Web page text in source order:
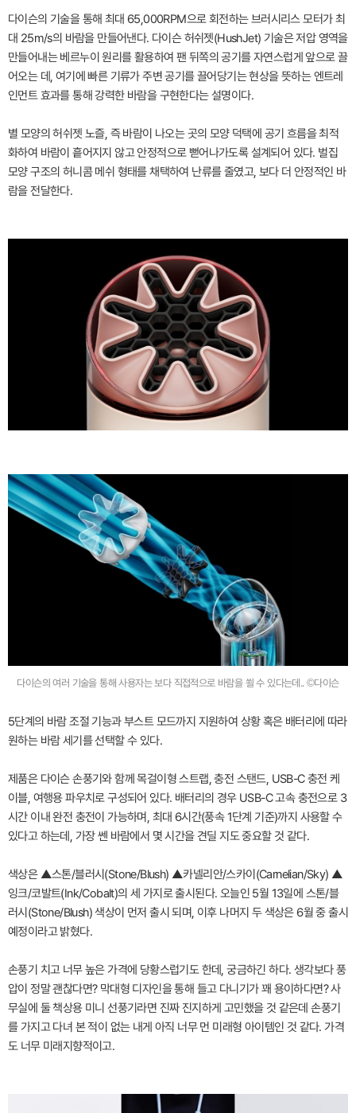
다이슨의 기술을 통해 최대 65,000RPM으로 회전하는 브러시리스 모터가 최
대 25m/s의 바람을 만들어낸다. 다이슨 허쉬젯(HushJet) 기술은 저압 영역을
만들어내는 베르누이 원리를 활용하여 팬 뒤쪽의 공기를 자연스럽게 앞으로 끌
어오는 데, 여기에 빠른 기류가 주변 공기를 끌어당기는 현상을 뜻하는 엔트레
인먼트 효과를 통해 강력한 바람을 구현한다는 설명이다.
별 모양의 허쉬젯 노즐, 즉 바람이 나오는 곳의 모양 덕택에 공기 흐름을 최적
화하여 바람이 흩어지지 않고 안정적으로 뻗어나가도록 설계되어 있다. 벌집
모양 구조의 허니콤 메쉬 형태를 채택하여 난류를 줄였고, 보다 더 안정적인 바
람을 전달한다.
다이슨의 여러 기술을 통해 사용자는 보다 직접적으로 바람을 쐴 수 있다는데.. ©다이슨
5단계의 바람 조절 기능과 부스트 모드까지 지원하여 상황 혹은 배터리에 따라
원하는 바람 세기를 선택할 수 있다.
제품은 다이슨 손풍기와 함께 목걸이형 스트랩, 충전 스탠드, USB-C 충전 케
이블, 여행용 파우치로 구성되어 있다. 배터리의 경우 USB-C 고속 충전으로 3
시간 이내 완전 충전이 가능하며, 최대 6시간(풍속 1단계 기준)까지 사용할 수
있다고 하는데, 가장 쎈 바람에서 몇 시간을 견딜 지도 중요할 것 같다.
색상은 ▲스톤/블러시(Stone/Blush) ▲카넬리안/스카이(Carnelian/Sky) ▲
잉크/코발트(Ink/Cobalt)의 세 가지로 출시된다. 오늘인 5월 13일에 스톤/블
러시(Stone/Blush) 색상이 먼저 출시 되며, 이후 나머지 두 색상은 6월 중 출시
예정이라고 밝혔다.
손풍기 치고 너무 높은 가격에 당황스럽기도 한데, 궁금하긴 하다. 생각보다 풍
압이 정말 괜찮다면? 막대형 디자인을 통해 들고 다니기가 꽤 용이하다면? 사
무실에 둘 책상용 미니 선풍기라면 진짜 진지하게 고민했을 것 같은데 손풍기
를 가지고 다녀 본 적이 없는 내게 아직 너무 먼 미래형 아이템인 것 같다. 가격
도 너무 미래지향적이고.